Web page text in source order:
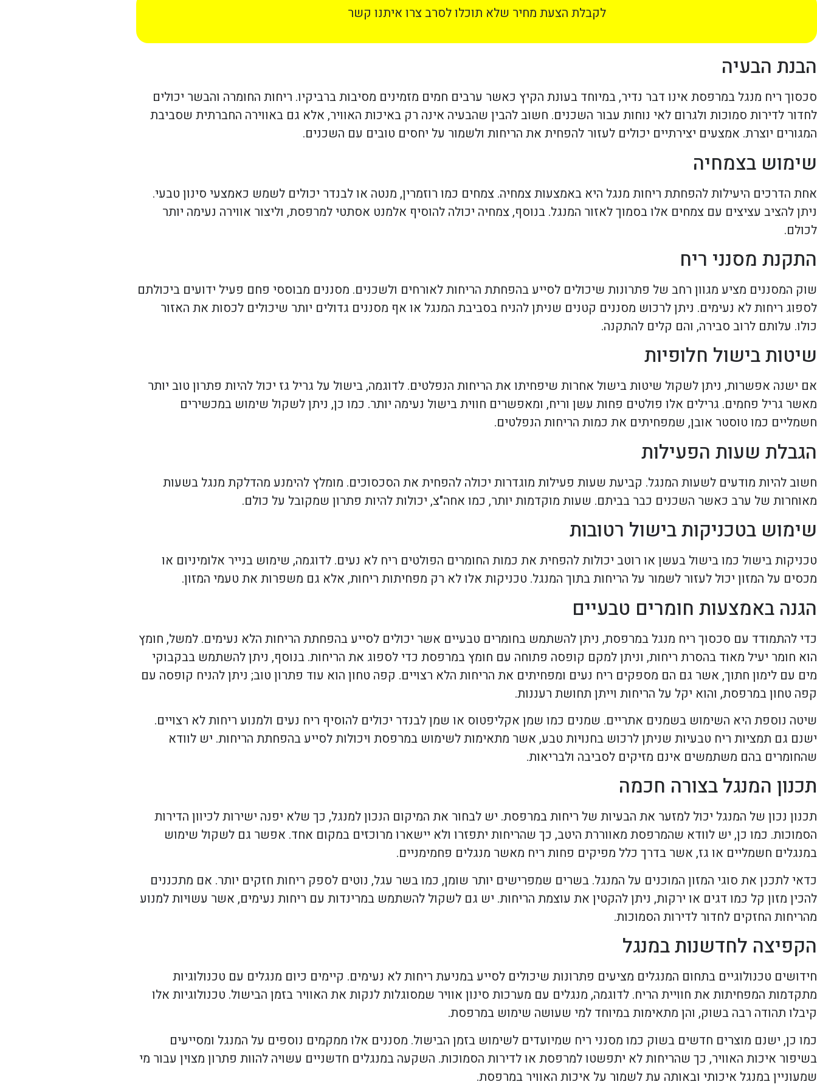
לקבלת הצעת מחיר שלא תוכלו לסרב צרו איתנו קשר
הבנת הבעיה
סכסוך ריח מנגל במרפסת אינו דבר נדיר, במיוחד בעונת הקיץ כאשר ערבים חמים מזמינים מסיבות ברביקיו. ריחות החומרה והבשר יכולים
לחדור לדירות סמוכות ולגרום לאי נוחות עבור השכנים. חשוב להבין שהבעיה אינה רק באיכות האוויר, אלא גם באווירה החברתית שסביבת
המגורים יוצרת. אמצעים יצירתיים יכולים לעזור להפחית את הריחות ולשמור על יחסים טובים עם השכנים.
שימוש בצמחיה
אחת הדרכים היעילות להפחתת ריחות מנגל היא באמצעות צמחיה. צמחים כמו רוזמרין, מנטה או לבנדר יכולים לשמש כאמצעי סינון טבעי.
ניתן להציב עציצים עם צמחים אלו בסמוך לאזור המנגל. בנוסף, צמחיה יכולה להוסיף אלמנט אסתטי למרפסת, וליצור אווירה נעימה יותר
לכולם.
התקנת מסנני ריח
שוק המסננים מציע מגוון רחב של פתרונות שיכולים לסייע בהפחתת הריחות לאורחים ולשכנים. מסננים מבוססי פחם פעיל ידועים ביכולתם
לספוג ריחות לא נעימים. ניתן לרכוש מסננים קטנים שניתן להניח בסביבת המנגל או אף מסננים גדולים יותר שיכולים לכסות את האזור
כולו. עלותם לרוב סבירה, והם קלים להתקנה.
שיטות בישול חלופיות
אם ישנה אפשרות, ניתן לשקול שיטות בישול אחרות שיפחיתו את הריחות הנפלטים. לדוגמה, בישול על גריל גז יכול להיות פתרון טוב יותר
מאשר גריל פחמים. גרילים אלו פולטים פחות עשן וריח, ומאפשרים חווית בישול נעימה יותר. כמו כן, ניתן לשקול שימוש במכשירים
חשמליים כמו טוסטר אובן, שמפחיתים את כמות הריחות הנפלטים.
הגבלת שעות הפעילות
חשוב להיות מודעים לשעות המנגל. קביעת שעות פעילות מוגדרות יכולה להפחית את הסכסוכים. מומלץ להימנע מהדלקת מנגל בשעות
מאוחרות של ערב כאשר השכנים כבר בביתם. שעות מוקדמות יותר, כמו אחה"צ, יכולות להיות פתרון שמקובל על כולם.
שימוש בטכניקות בישול רטובות
טכניקות בישול כמו בישול בעשן או רוטב יכולות להפחית את כמות החומרים הפולטים ריח לא נעים. לדוגמה, שימוש בנייר אלומיניום או
מכסים על המזון יכול לעזור לשמור על הריחות בתוך המנגל. טכניקות אלו לא רק מפחיתות ריחות, אלא גם משפרות את טעמי המזון.
הגנה באמצעות חומרים טבעיים
כדי להתמודד עם סכסוך ריח מנגל במרפסת, ניתן להשתמש בחומרים טבעיים אשר יכולים לסייע בהפחתת הריחות הלא נעימים. למשל, חומץ
הוא חומר יעיל מאוד בהסרת ריחות, וניתן למקם קופסה פתוחה עם חומץ במרפסת כדי לספוג את הריחות. בנוסף, ניתן להשתמש בבקבוקי
מים עם לימון חתוך, אשר גם הם מספקים ריח נעים ומפחיתים את הריחות הלא רצויים. קפה טחון הוא עוד פתרון טוב; ניתן להניח קופסה עם
קפה טחון במרפסת, והוא יקל על הריחות וייתן תחושת רעננות.
שיטה נוספת היא השימוש בשמנים אתריים. שמנים כמו שמן אקליפטוס או שמן לבנדר יכולים להוסיף ריח נעים ולמנוע ריחות לא רצויים.
ישנם גם תמציות ריח טבעיות שניתן לרכוש בחנויות טבע, אשר מתאימות לשימוש במרפסת ויכולות לסייע בהפחתת הריחות. יש לוודא
שהחומרים בהם משתמשים אינם מזיקים לסביבה ולבריאות.
תכנון המנגל בצורה חכמה
תכנון נכון של המנגל יכול למזער את הבעיות של ריחות במרפסת. יש לבחור את המיקום הנכון למנגל, כך שלא יפנה ישירות לכיוון הדירות
הסמוכות. כמו כן, יש לוודא שהמרפסת מאווררת היטב, כך שהריחות יתפזרו ולא יישארו מרוכזים במקום אחד. אפשר גם לשקול שימוש
במנגלים חשמליים או גז, אשר בדרך כלל מפיקים פחות ריח מאשר מנגלים פחמימניים.
כדאי לתכנן את סוגי המזון המוכנים על המנגל. בשרים שמפרישים יותר שומן, כמו בשר עגל, נוטים לספק ריחות חזקים יותר. אם מתכננים
להכין מזון קל כמו דגים או ירקות, ניתן להקטין את עוצמת הריחות. יש גם לשקול להשתמש במרינדות עם ריחות נעימים, אשר עשויות למנוע
מהריחות החזקים לחדור לדירות הסמוכות.
הקפיצה לחדשנות במנגל
חידושים טכנולוגיים בתחום המנגלים מציעים פתרונות שיכולים לסייע במניעת ריחות לא נעימים. קיימים כיום מנגלים עם טכנולוגיות
מתקדמות המפחיתות את חוויית הריח. לדוגמה, מנגלים עם מערכות סינון אוויר שמסוגלות לנקות את האוויר בזמן הבישול. טכנולוגיות אלו
קיבלו תהודה רבה בשוק, והן מתאימות במיוחד למי שעושה שימוש במרפסת.
כמו כן, ישנם מוצרים חדשים בשוק כמו מסנני ריח שמיועדים לשימוש בזמן הבישול. מסננים אלו ממקמים נוספים על המנגל ומסייעים
בשיפור איכות האוויר, כך שהריחות לא יתפשטו למרפסת או לדירות הסמוכות. השקעה במנגלים חדשניים עשויה להוות פתרון מצוין עבור מי
שמעוניין במנגל איכותי ובאותה עת לשמור על איכות האוויר במרפסת.